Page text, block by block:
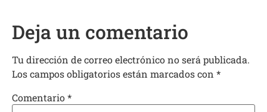
Deja un comentario
Tu dirección de correo electrónico no será publicada.
Los campos obligatorios están marcados con *
Comentario*